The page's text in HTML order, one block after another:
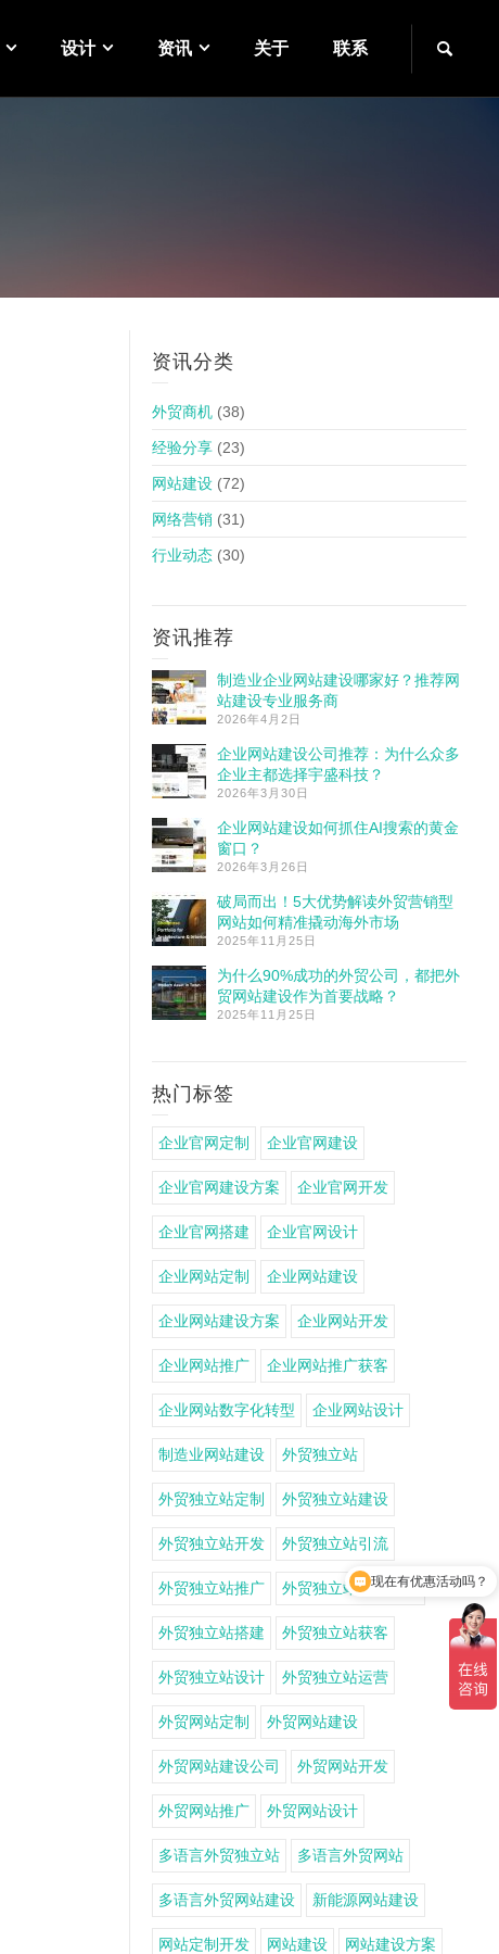
设计 资讯 关于 联系
资讯分类
外贸商机 (38)
经验分享 (23)
网站建设 (72)
网络营销 (31)
行业动态 (30)
资讯推荐
制造业企业网站建设哪家好？推荐网
站建设专业服务商
2026年4月2日
企业网站建设公司推荐：为什么众多
企业主都选择宇盛科技？
2026年3月30日
企业网站建设如何抓住AI搜索的黄金
窗口？
2026年3月26日
破局而出！5大优势解读外贸营销型
网站如何精准撬动海外市场
2025年11月25日
为什么90%成功的外贸公司，都把外
贸网站建设作为首要战略？
2025年11月25日
热门标签
企业官网定制 企业官网建设
企业官网建设方案 企业官网开发
企业官网搭建 企业官网设计
企业网站定制 企业网站建设
企业网站建设方案 企业网站开发
企业网站推广 企业网站推广获客
企业网站数字化转型 企业网站设计
制造业网站建设 外贸独立站
外贸独立站定制 外贸独立站建设
外贸独立站开发 外贸独立站引流
外贸独立站推广 外贸独立站推广方案
外贸独立站搭建 外贸独立站获客
外贸独立站设计 外贸独立站运营
外贸网站定制 外贸网站建设
外贸网站建设公司 外贸网站开发
外贸网站推广 外贸网站设计
多语言外贸独立站 多语言外贸网站
多语言外贸网站建设 新能源网站建设
网站定制开发 网站建设 网站建设方案
现在有优惠活动吗？